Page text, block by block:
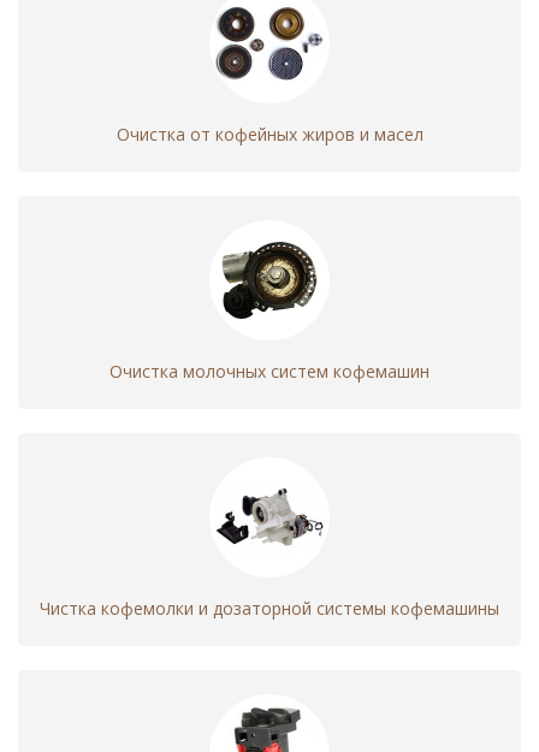
Замена уплотнителей
кофемашины
механизма кофемашины
кофемашины
Замена частей
заварного механизма
Ремонт или замена
двигателя кофемашины
микровыключателей
кофемашины
Очистка от кофейных жиров и масел
Очистка молочных систем кофемашин
Чистка кофемолки и дозаторной системы кофемашины